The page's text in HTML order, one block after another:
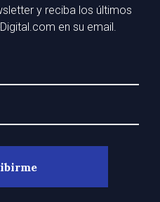
y reciba los últimos
en su email.